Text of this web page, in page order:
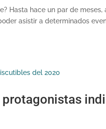
Hasta hace un par de
asistir a determinados